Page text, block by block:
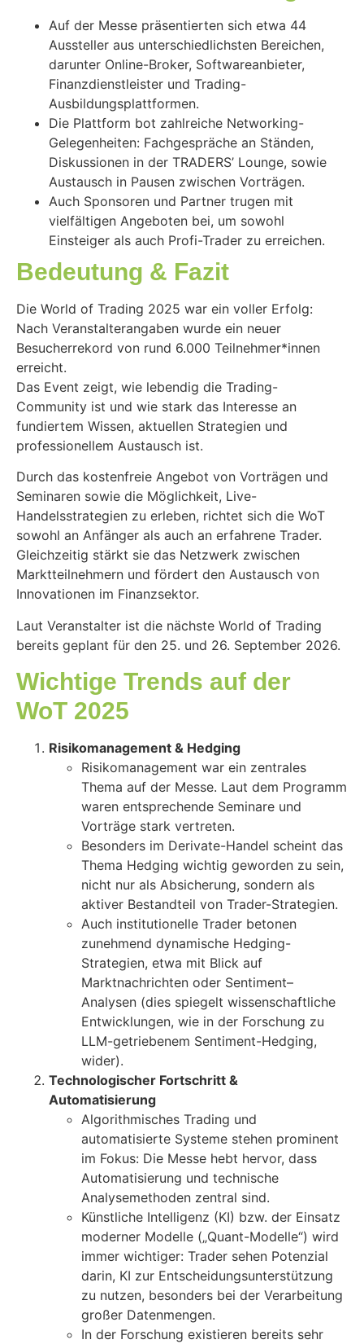
Auf der Messe präsentierten sich etwa 44
Aussteller aus unterschiedlichsten Bereichen,
darunter Online-Broker, Softwareanbieter,
Finanzdienstleister und Trading-
Ausbildungsplattformen.
Die Plattform bot zahlreiche Networking-
Gelegenheiten: Fachgespräche an Ständen,
Diskussionen in der TRADERS’ Lounge, sowie
Austausch in Pausen zwischen Vorträgen.
Auch Sponsoren und Partner trugen mit
vielfältigen Angeboten bei, um sowohl
Einsteiger als auch Profi-Trader zu erreichen.
Bedeutung & Fazit
Die World of Trading 2025 war ein voller Erfolg:
Nach Veranstalterangaben wurde ein neuer
Besucherrekord von rund 6.000 Teilnehmer*innen
erreicht.
Das Event zeigt, wie lebendig die Trading-
Community ist und wie stark das Interesse an
fundiertem Wissen, aktuellen Strategien und
professionellem Austausch ist.
Durch das kostenfreie Angebot von Vorträgen und
Seminaren sowie die Möglichkeit, Live-
Handelsstrategien zu erleben, richtet sich die WoT
sowohl an Anfänger als auch an erfahrene Trader.
Gleichzeitig stärkt sie das Netzwerk zwischen
Marktteilnehmern und fördert den Austausch von
Innovationen im Finanzsektor.
Laut Veranstalter ist die nächste World of Trading
bereits geplant für den 25. und 26. September 2026.
Wichtige Trends auf der
WoT 2025
Risikomanagement & Hedging
Risikomanagement war ein zentrales
Thema auf der Messe. Laut dem Programm
waren entsprechende Seminare und
Vorträge stark vertreten.
Besonders im Derivate-Handel scheint das
Thema Hedging wichtig geworden zu sein,
nicht nur als Absicherung, sondern als
aktiver Bestandteil von Trader-Strategien.
Auch institutionelle Trader betonen
zunehmend dynamische Hedging-
Strategien, etwa mit Blick auf
Marktnachrichten oder Sentiment–
Analysen (dies spiegelt wissenschaftliche
Entwicklungen, wie in der Forschung zu
LLM-getriebenem Sentiment-Hedging,
wider).
Technologischer Fortschritt &
Automatisierung
Algorithmisches Trading und
automatisierte Systeme stehen prominent
im Fokus: Die Messe hebt hervor, dass
Automatisierung und technische
Analysemethoden zentral sind.
Künstliche Intelligenz (KI) bzw. der Einsatz
moderner Modelle („Quant-Modelle“) wird
immer wichtiger: Trader sehen Potenzial
darin, KI zur Entscheidungsunterstützung
zu nutzen, besonders bei der Verarbeitung
großer Datenmengen.
In der Forschung existieren bereits sehr